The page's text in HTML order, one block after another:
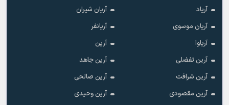
آریاد
آریان شیران
آریان موسوی
آریانفر
آریاوا
آرین
آرین تفضلی
آرین جاهد
آرین شرافت
آرین صالحی
آرین مقصودی
آرین وحیدی